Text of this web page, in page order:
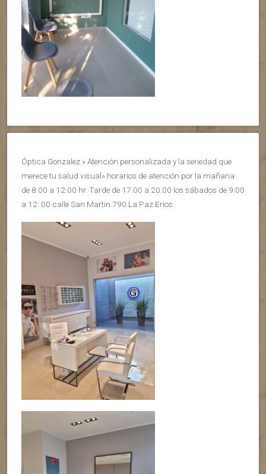
Óptica Gonzalez » Atención personalizada y la seriedad que
merece tu salud visual» horarios de atención por la mañana:
de 8:00 a 12:00 hr. Tarde de 17:00 a 20:00 los sábados de 9:00
a 12: 00 calle San Martin 790 La Paz Erios.